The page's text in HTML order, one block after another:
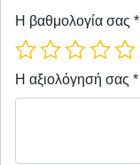
Η βαθμολογία σας *
Η αξιολόγησή σας *